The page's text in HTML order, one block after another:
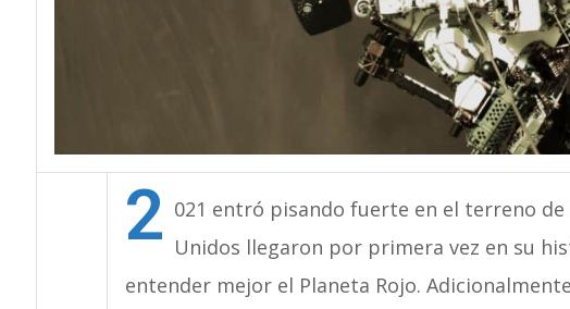
2 021 entró pisando fuerte en el terreno de
Unidos llegaron por primera vez en su
entender mejor el Planeta Rojo.
D